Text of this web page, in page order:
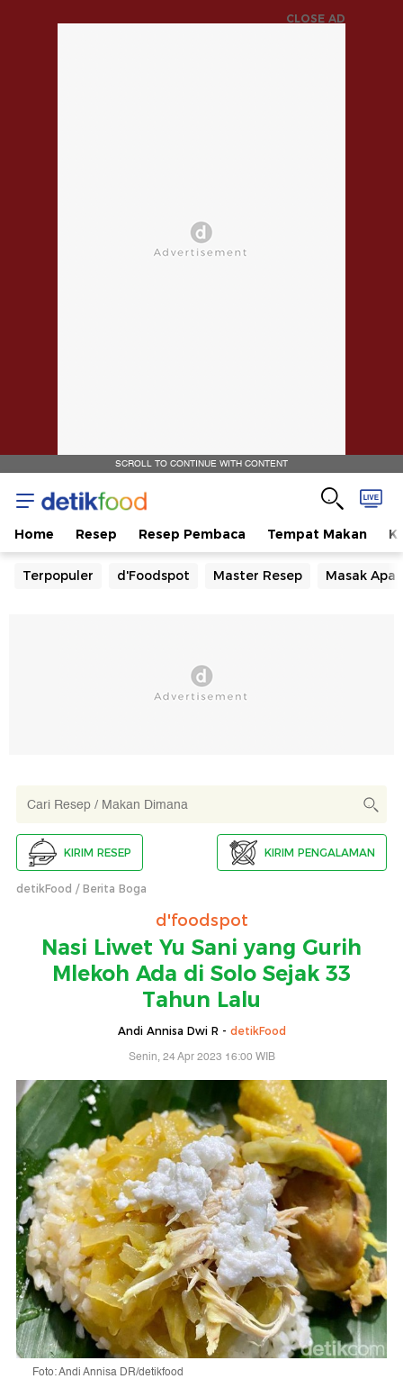
CLOSE AD
SCROLL TO CONTINUE WITH CONTENT
Home Resep Resep Pembaca Tempat Makan
Terpopuler d'Foodspot Master Resep Masak Apa
KIRIM RESEP KIRIM PENGALAMAN
detikFood Berita Boga
d'foodspot
Nasi Liwet Yu Sani yang Gurih
Mlekoh Ada di Solo Sejak 33
Tahun Lalu
Andi Annisa Dwi R - detikFood
Senin, 24 Apr 2023 16:00 WIB
Foto: Andi Annisa DR/detikfood